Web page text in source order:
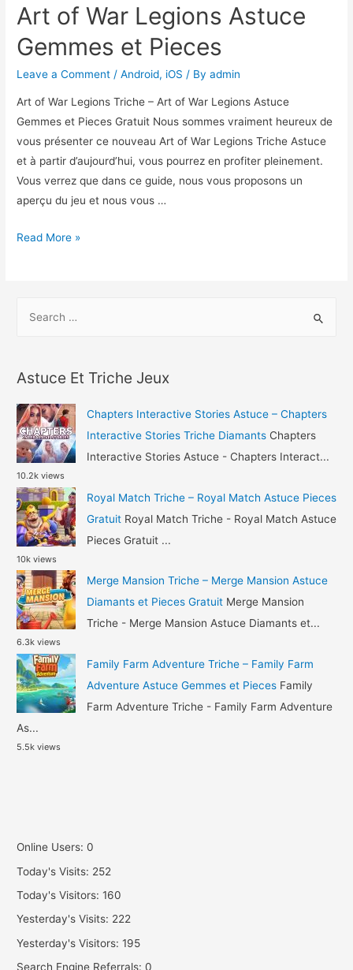
Art of War Legions Astuce
Gemmes et Pieces
Leave a Comment /Android, iOS / Byadmin
Art of War Legions Triche – Art of War Legions Astuce
Gemmes et Pieces Gratuit Nous sommes vraiment heureux de
vous présenter ce nouveau Art of War Legions Triche Astuce
et à partir d’aujourd’hui, vous pourrez en profiter pleinement.
Vous verrez que dans ce guide, nous vous proposons un
aperçu du jeu et nous vous …
Art
Triche
of
Legions
Astuce
Gemmes
et
Pieces
Read More »
h
f
o
r
:
Astuce Et Triche Jeux
Chapters Interactive Stories Astuce – Chapters
Interactive Stories Triche Diamants Chapters
Interactive Stories Astuce - Chapters Interact...
10.2k views
Royal Match Triche – Royal Match Astuce Pieces
Gratuit Royal Match Triche - Royal Match Astuce
Pieces Gratuit ...
10k views
Merge Mansion Triche – Merge Mansion Astuce
Diamants et Pieces Gratuit Merge Mansion
Triche - Merge Mansion Astuce Diamants et...
6.3k views
Family Farm Adventure Triche – Family Farm
Adventure Astuce Gemmes et Pieces Family
Farm Adventure Triche - Family Farm Adventure
As...
5.5k views
Online Users:0
Today's Visits: 252
Today's Visitors:160
Yesterday's Visits: 222
Yesterday's Visitors:195
Search Engine Referrals:0